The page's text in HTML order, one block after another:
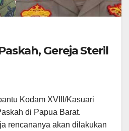
Gereja Steril
Kodam XVIII/Kasuari
di Papua Barat.
rencananya akan dilakukan